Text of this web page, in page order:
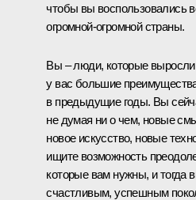
чтобы вы воспользовались
огромной-огромной страны.
Вы – люди, которые выросли
у вас большие
в предыдущие годы. Вы
не думая ни о чем, новые
новое искусство, новые
ищите возможность
которые вам нужны, и тогда
счастливым, успешным